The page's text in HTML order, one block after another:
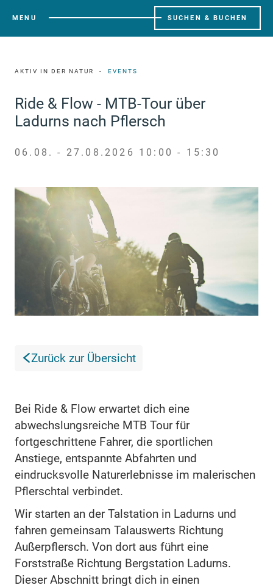
MENU SUCHEN & BUCHEN
AKTIV IN DER NATUR EVENTS
Ride & Flow - MTB-Tour über
Ladurns nach Pflersch
06.08. - 27.08.2026 10:00 - 15:30
Zurück zur Übersicht
Bei Ride & Flow erwartet dich eine
abwechslungsreiche MTB Tour für
fortgeschrittene Fahrer, die sportlichen
Anstiege, entspannte Abfahrten und
eindrucksvolle Naturerlebnisse im malerischen
Pflerschtal verbindet.
Wir starten an der Talstation in Ladurns und
fahren gemeinsam Talauswerts Richtung
Außerpflersch. Von dort aus führt eine
Forststraße Richtung Bergstation Ladurns.
Dieser Abschnitt bringt dich in einen